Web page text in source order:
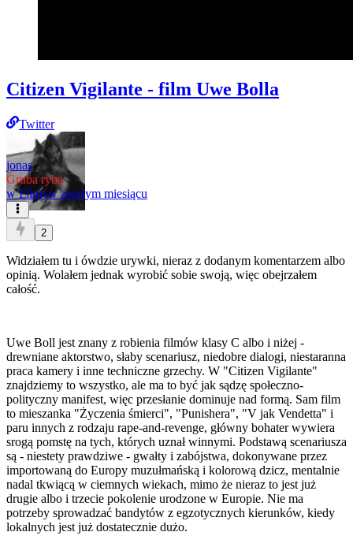
Citizen Vigilante - film Uwe Bolla
Twitter
jonas
Gruba ryba
w Filmyw zeszłym miesiącu
2
Widziałem tu i ówdzie urywki, nieraz z dodanym komentarzem albo
opinią. Wolałem jednak wyrobić sobie swoją, więc obejrzałem
całość.
Uwe Boll jest znany z robienia filmów klasy C albo i niżej -
drewniane aktorstwo, słaby scenariusz, niedobre dialogi, niestaranna
praca kamery i inne techniczne grzechy. W "Citizen Vigilante"
znajdziemy to wszystko, ale ma to być jak sądzę społeczno-
polityczny manifest, więc przesłanie dominuje nad formą. Sam film
to mieszanka "Życzenia śmierci", "Punishera", "V jak Vendetta" i
paru innych z rodzaju rape-and-revenge, główny bohater wywiera
srogą pomstę na tych, których uznał winnymi. Podstawą scenariusza
są - niestety prawdziwe - gwałty i zabójstwa, dokonywane przez
importowaną do Europy muzułmańską i kolorową dzicz, mentalnie
nadal tkwiącą w ciemnych wiekach, mimo że nieraz to jest już
drugie albo i trzecie pokolenie urodzone w Europie. Nie ma
potrzeby sprowadzać bandytów z egzotycznych kierunków, kiedy
lokalnych jest już dostatecznie dużo.